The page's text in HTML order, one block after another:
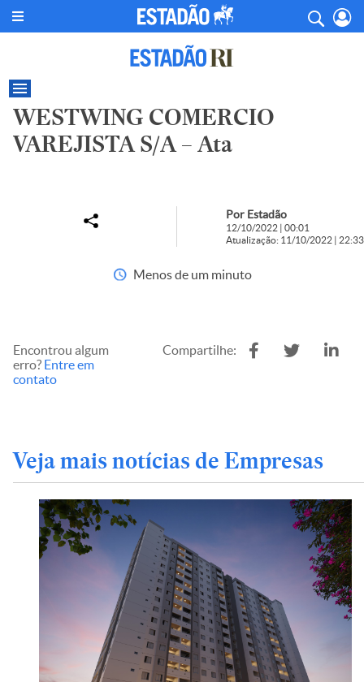
WESTWING COMERCIO
VAREJISTA S/A – Ata
Por Estadão
12/10/2022 | 00:01
Atualização: 11/10/2022 | 22:33
Menos de um minuto
Encontrou algum
erro? Entre em
contato
Compartilhe:
Veja mais notícias de Empresas